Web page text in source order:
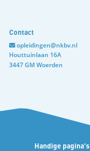
Contact
opleidingen@nkbv.nl
Houttuinlaan 16A
3447 GM Woerden
Handige pagina's